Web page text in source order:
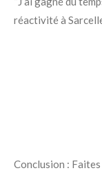
réactivité à
Conclusion :